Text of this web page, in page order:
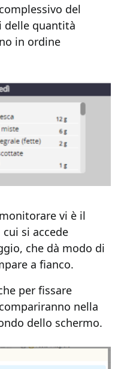
del
delle quantità
in ordine
vi è il
si accede
che dà modo di
a fianco.
per fissare
nella
dello schermo.